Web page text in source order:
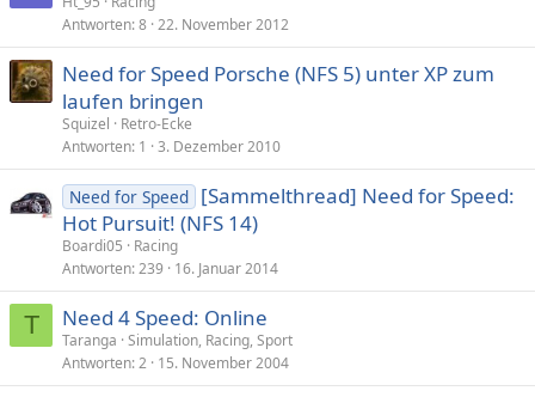
Antworten 8 22. November 2012
Need for Speed Porsche (NFS 5) unter XP zum
laufen bringen
Squizel
Retro-Ecke
Antworten 1 3. Dezember 2010
Need for Speed [Sammelthread] Need for Speed:
Hot Pursuit! (NFS 14)
Boardi05
Racing
Antworten 239 16. Januar 2014
T Need 4 Speed: Online
Taranga Simulation, Racing, Sport
Antworten 2 15. November 2004